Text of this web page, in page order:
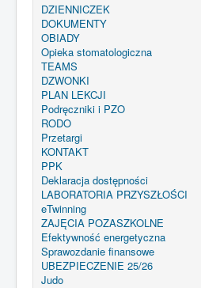
DZIENNICZEK
DOKUMENTY
OBIADY
Opieka stomatologiczna
TEAMS
DZWONKI
PLAN LEKCJI
Podręczniki i PZO
RODO
Przetargi
KONTAKT
PPK
Deklaracja dostępności
LABORATORIA PRZYSZŁOŚCI
eTwinning
ZAJĘCIA POZASZKOLNE
Efektywność energetyczna
Sprawozdanie finansowe
UBEZPIECZENIE 25/26
Judo